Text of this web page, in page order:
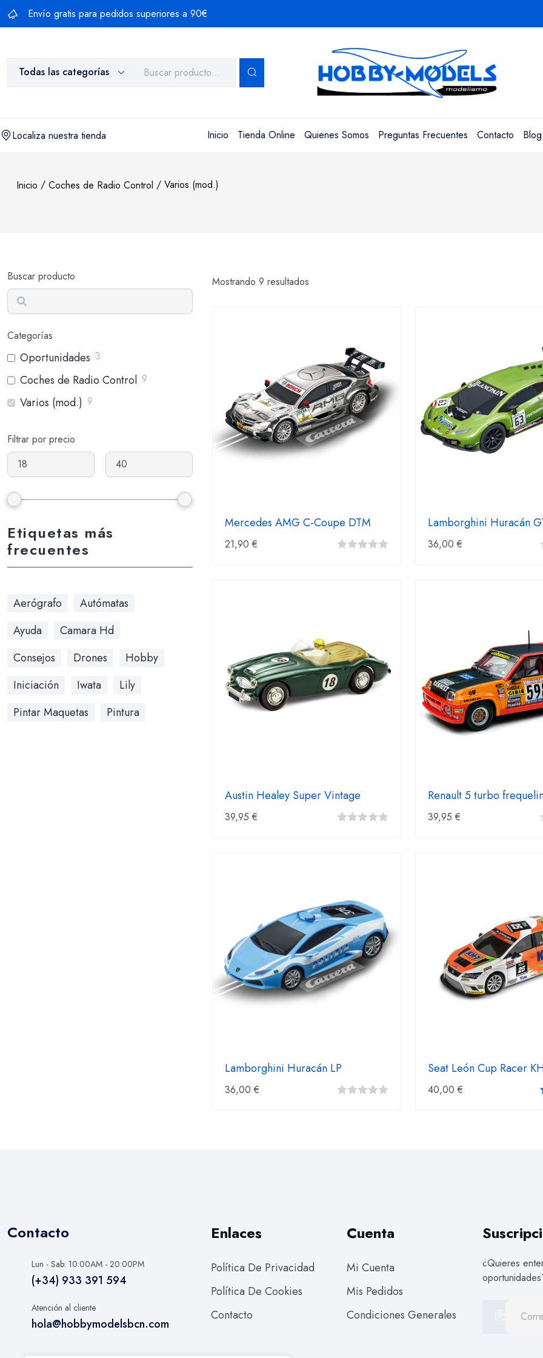
Saltar
Envío gratis para pedidos superiores a 90€
Todas las categorías
Localiza nuestra tienda Inicio Tienda Online Quienes Somos Preguntas Frecuentes Contacto Blog
Inicio / Coches de Radio Control / Varios (mod.)
Buscar producto
Buscar
Categorías
Oportunidades 3
Coches de Radio Control 9
Varios (mod.) 9
Filtrar por precio
Etiquetas más
frecuentes
Aerógrafo
Autómatas
Ayuda
Camara Hd
Consejos
Drones
Hobby
Iniciación
Iwata
Lily
Pintar Maquetas
Pintura
Mostrando 9 resultados
Mercedes AMG C-Coupe DTM
21,90 €
Lamborghini Huracán
36,00€
Austin Healey Super Vintage
39,95 €
Renault 5 turbo
39,95€
Lamborghini Huracán LP
36,00 €
Seat León Cup Racer
40,00€
Contacto
Lun - Sab: 10:00AM - 20:00PM
(+34) 933 391 594
Atención al cliente
hola@hobbymodelsbcn.com
Enlaces
Política De Privacidad
Política De Cookies
Contacto
Cuenta
Mi Cuenta
Mis Pedidos
Condiciones Generales
¿Quieres